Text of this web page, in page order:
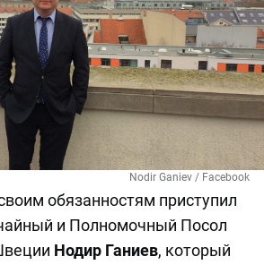
Nodir Ganiev / Facebook
обязанностям приступил
и Полномочный Посол
Нодир Ганиев, который